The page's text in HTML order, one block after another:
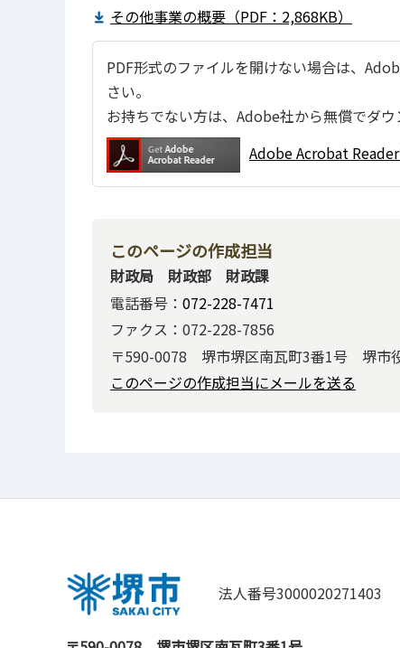
その他事業の概要（PDF：2,868KB）
PDF形式のファイルを開けない場合は、
さい。
お持ちでない方は、Adobe社から無償でダウ
Adobe Acrobat
このページの作成担当
財政局 財政部 財政課
電話番号： 072-228-7471
ファクス：072-228-7856
〒590-0078 堺市堺区南瓦町3番1号 堺市
このページの作成担当にメールを送る
法人番号3000020271403